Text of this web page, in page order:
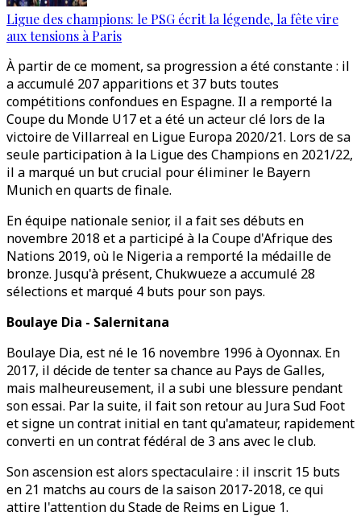
Ligue des champions: le PSG écrit la légende, la fête vire
aux tensions à Paris
À partir de ce moment, sa progression a été constante : il
a accumulé 207 apparitions et 37 buts toutes
compétitions confondues en Espagne. Il a remporté la
Coupe du Monde U17 et a été un acteur clé lors de la
victoire de Villarreal en Ligue Europa 2020/21. Lors de sa
seule participation à la Ligue des Champions en 2021/22,
il a marqué un but crucial pour éliminer le Bayern
Munich en quarts de finale.
En équipe nationale senior, il a fait ses débuts en
novembre 2018 et a participé à la Coupe d'Afrique des
Nations 2019, où le Nigeria a remporté la médaille de
bronze. Jusqu'à présent, Chukwueze a accumulé 28
sélections et marqué 4 buts pour son pays.
Boulaye Dia - Salernitana
Boulaye Dia, est né le 16 novembre 1996 à Oyonnax. En
2017, il décide de tenter sa chance au Pays de Galles,
mais malheureusement, il a subi une blessure pendant
son essai. Par la suite, il fait son retour au Jura Sud Foot
et signe un contrat initial en tant qu'amateur, rapidement
converti en un contrat fédéral de 3 ans avec le club.
Son ascension est alors spectaculaire : il inscrit 15 buts
en 21 matchs au cours de la saison 2017-2018, ce qui
attire l'attention du Stade de Reims en Ligue 1.